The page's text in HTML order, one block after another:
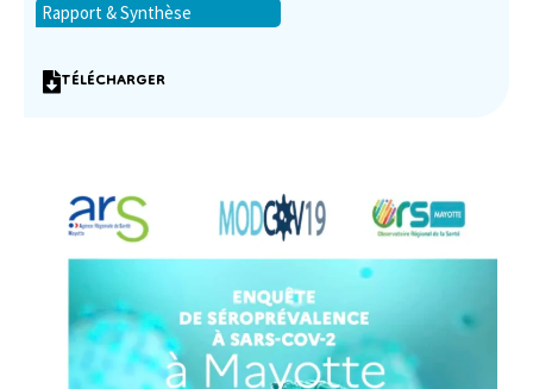
Rapport & Synthèse
TÉLÉCHARGER